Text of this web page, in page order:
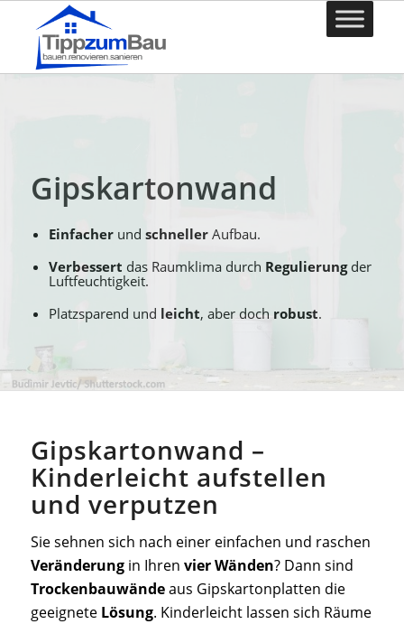
Gipskartonwand
Einfacher undschneller Aufbau.
Verbessert das Raumklima durch Regulierungder
Luftfeuchtigkeit.
Platzsparend und leicht, aber doch robust.
Gipskartonwand –
Kinderleicht aufstellen
und verputzen
Sie sehnen sich nach einer einfachen und raschen
Veränderungin Ihren vier Wänden? Dann sind
Trockenbauwändeaus Gipskartonplatten die
geeignete Lösung. Kinderleicht lassen sich Räume